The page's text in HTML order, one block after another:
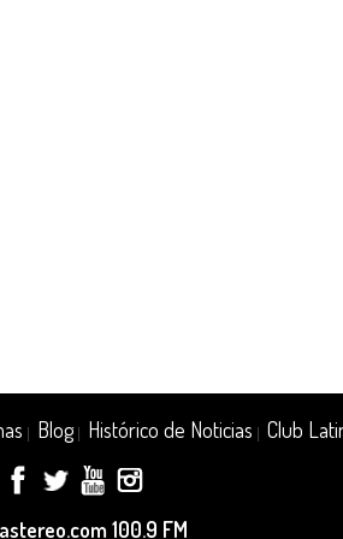
Blog| Histórico de Noticias Club
100.9 FM